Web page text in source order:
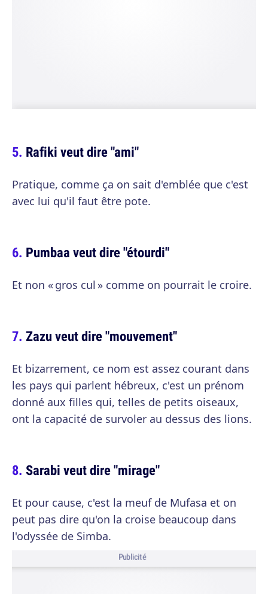
Rafiki veut dire "ami"
Pratique, comme ça on sait d'emblée que c'est
avec lui qu'il faut être pote.
Pumbaa veut dire "étourdi"
Et non « gros cul » comme on pourrait le croire.
Zazu veut dire "mouvement"
Et bizarrement, ce nom est assez courant dans
les pays qui parlent hébreux, c'est un prénom
donné aux filles qui, telles de petits oiseaux,
ont la capacité de survoler au dessus des lions.
Sarabi veut dire "mirage"
Et pour cause, c'est la meuf de Mufasa et on
peut pas dire qu'on la croise beaucoup dans
l'odyssée de Simba.
Publicité